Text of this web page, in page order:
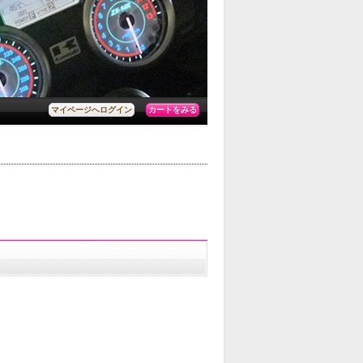
マイページへログイン カートをみる